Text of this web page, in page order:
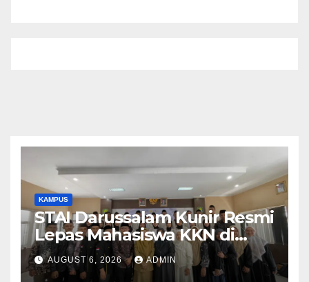
KAMPUS
STAI Darussalam Kunir Resmi
Lepas Mahasiswa KKN di
Kecamatan Pagaden Barat
AUGUST 6, 2026 ADMIN